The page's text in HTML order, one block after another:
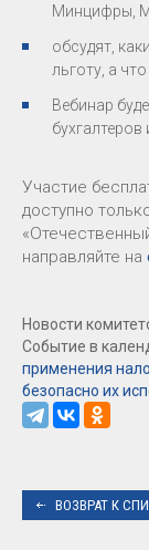
Минцифры,
обсудят,
льготу, а
Вебинар
бухгалтеров
Участие
доступно
направляйте на
Новости
Событие в
применения
безопасно их
ВОЗВРАТ К